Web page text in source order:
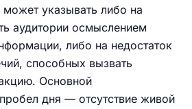
может указывать либо на
аудитории осмыслением
либо на недостаток
способных вызвать
Основной
дня — отсутствие живой